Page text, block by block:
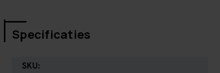
Specificaties
SKU: